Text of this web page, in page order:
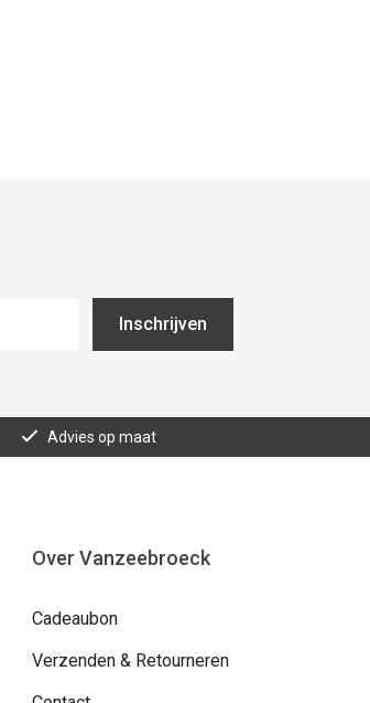
Inschrijven
Advies op maat
Over Vanzeebroeck
Cadeaubon
Verzenden & Retourneren